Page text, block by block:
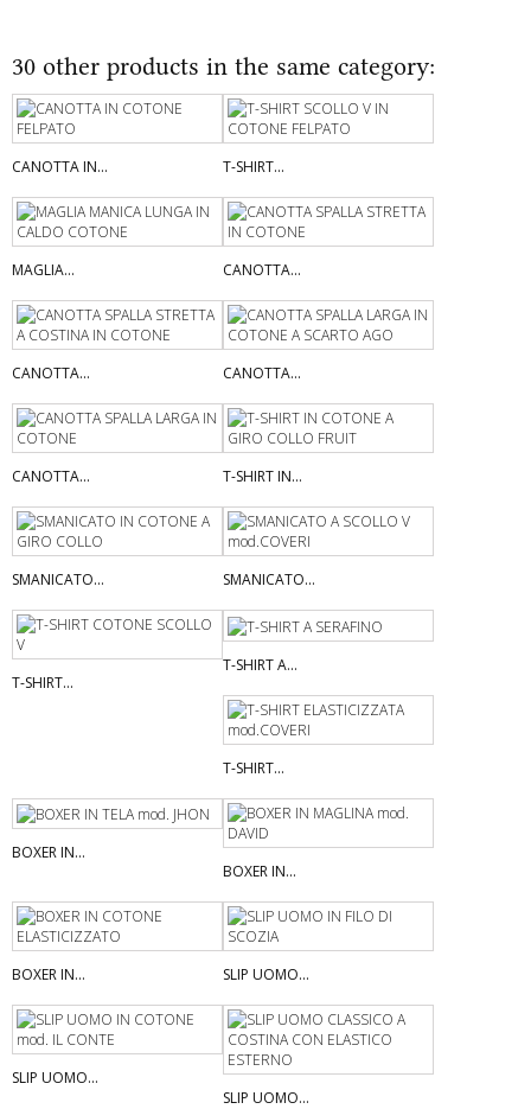
30 other products in the same category:
CANOTTA IN... T-SHIRT...
MAGLIA... CANOTTA...
CANOTTA... CANOTTA...
CANOTTA... T-SHIRT IN...
SMANICATO... SMANICATO...
T-SHIRT...
T-SHIRT A...
T-SHIRT...
BOXER IN...
BOXER IN...
BOXER IN... SLIP UOMO...
SLIP UOMO...
SLIP UOMO...